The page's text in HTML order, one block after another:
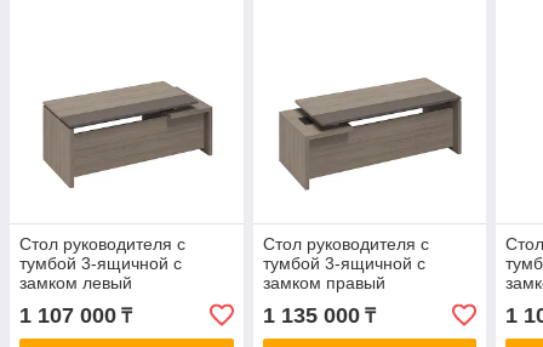
Стол руководителя с
тумбой 3-ящичной с
замком левый
1 107 000 ₸
Стол руководителя с
тумбой 3-ящичной с
замком правый
1 135 000₸ 1